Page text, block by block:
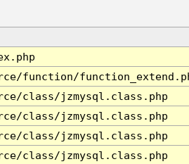
function/
class/jzmysql.class.php
class/jzmysql.class.php
class/jzmysql.class.php
class/jzmysql.class.php